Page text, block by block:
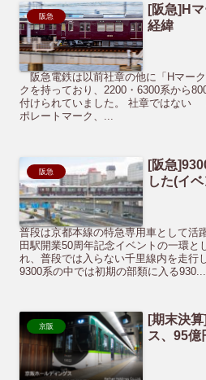
阪急
[阪急]H
経緯
阪急電鉄は以前社章の他に「Hマー
クを持っており、2200・6300系から
付けられていました。 社章ではない
ポレートマーク、...
阪急
[阪急
した(イ
普段は京都本線の特急専用車として活
田駅開業50周年記念イベントの一環と
れ、普段では入らない千里線内を走行
9300系の中では初期の部類に入る930...
京阪
[期末決
ス、95億